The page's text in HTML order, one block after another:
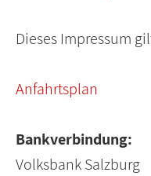
Dieses Impressum
Anfahrtsplan
Bankverbindung:
Volksbank Salzburg